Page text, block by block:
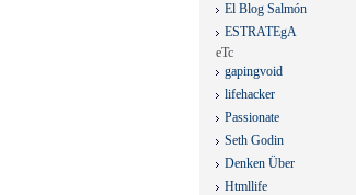
El Blog Salmón
ESTRATEgA
eTc
gapingvoid
lifehacker
Passionate
Seth Godin
Denken Über
Htmllife